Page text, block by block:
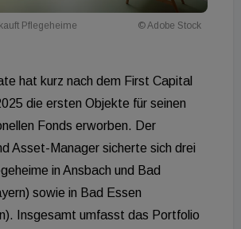
Pflegeheime © Adobe Stock
hat kurz nach dem First Capital
die ersten Objekte für seinen
Fonds erworben. Der
Asset-Manager sicherte sich drei
in Ansbach und Bad
sowie in Bad Essen
Insgesamt umfasst das Portfolio